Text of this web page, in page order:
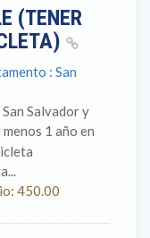
(TENER
: San
Salvador y
1 año en
450.00